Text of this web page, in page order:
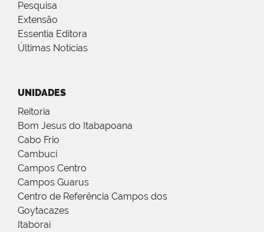
Pesquisa
Extensão
Essentia Editora
Últimas Notícias
UNIDADES
Reitoria
Bom Jesus do Itabapoana
Cabo Frio
Cambuci
Campos Centro
Campos Guarus
Centro de Referência Campos dos
Goytacazes
Itaboraí